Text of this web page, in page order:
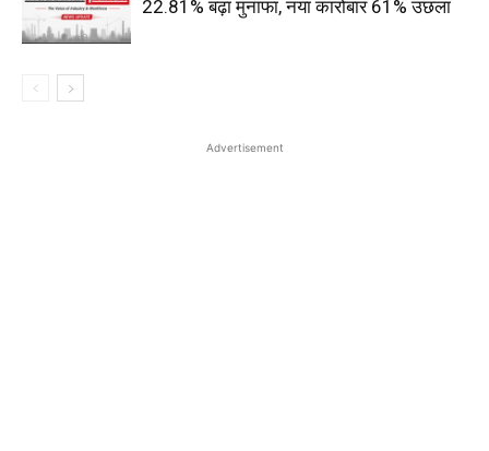
22.81% बढ़ा मुनाफा, नया कारोबार 61% उछला
Advertisement